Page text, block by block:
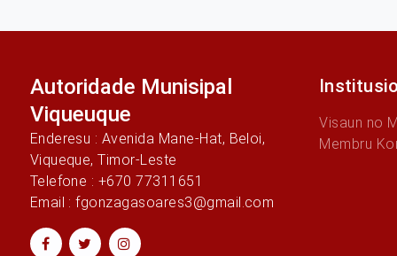
Autoridade Munisipal
Viqueuque
Enderesu : Avenida Mane-Hat, Beloi,
Viqueque, Timor-Leste
Telefone : +670 77311651
Email : fgonzagasoares3@gmail.com
Visaun no
Membru